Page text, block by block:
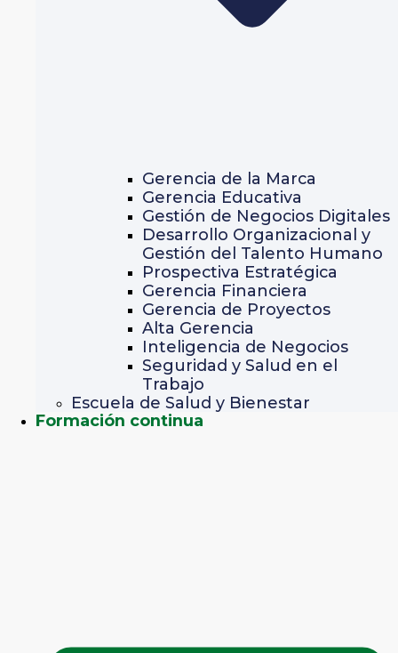
Gerencia de la Marca
Gerencia Educativa
Gestión de Negocios Digitales
Desarrollo Organizacional y
Gestión del Talento Humano
Prospectiva Estratégica
Gerencia Financiera
Gerencia de Proyectos
Alta Gerencia
Inteligencia de Negocios
Seguridad y Salud en el
Trabajo
Escuela de Salud y Bienestar
Formación continua